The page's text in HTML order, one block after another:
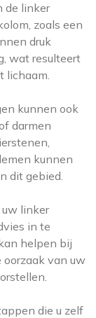
de linker
zoals een
druk
wat resulteert
lichaam.
kunnen ook
darmen
kunnen
dit gebied.
linker
in te
helpen bij
oorzaak van uw
die u zelf